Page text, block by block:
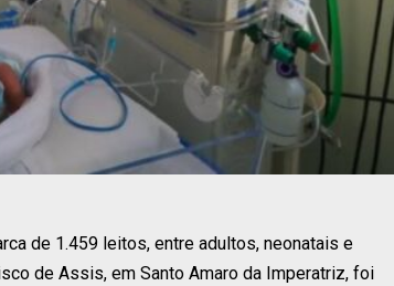
de 1.459 leitos, entre adultos, neonatais e
de Assis, em Santo Amaro da Imperatriz, foi